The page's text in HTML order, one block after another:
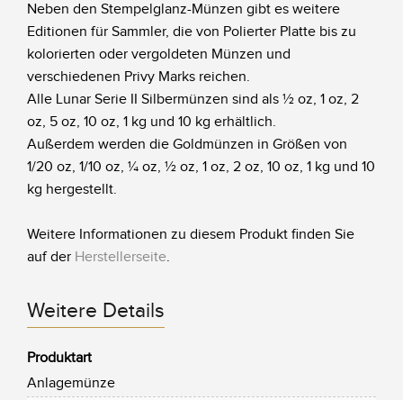
Neben den Stempelglanz-Münzen gibt es weitere
Editionen für Sammler, die von Polierter Platte bis zu
kolorierten oder vergoldeten Münzen und
verschiedenen Privy Marks reichen.
Alle Lunar Serie II Silbermünzen sind als ½ oz, 1 oz, 2
oz, 5 oz, 10 oz, 1 kg und 10 kg erhältlich.
Außerdem werden die Goldmünzen in Größen von
1/20 oz, 1/10 oz, ¼ oz, ½ oz, 1 oz, 2 oz, 10 oz, 1 kg und 10
kg hergestellt.
Weitere Informationen zu diesem Produkt finden Sie
auf der Herstellerseite.
Weitere Details
Produktart
Anlagemünze